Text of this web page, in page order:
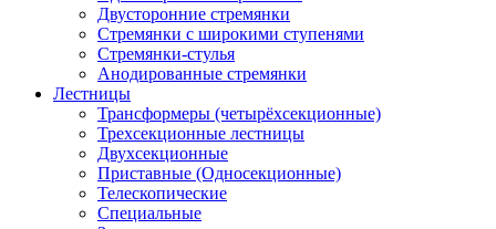
Двусторонние стремянки
Стремянки с широкими ступенями
Стремянки-стулья
Анодированные стремянки
Лестницы
Трансформеры (четырёхсекционные)
Трехсекционные лестницы
Двухсекционные
Приставные (Односекционные)
Телескопические
Специальные